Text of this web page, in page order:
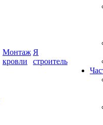
Монтаж
кровли
Я
строитель